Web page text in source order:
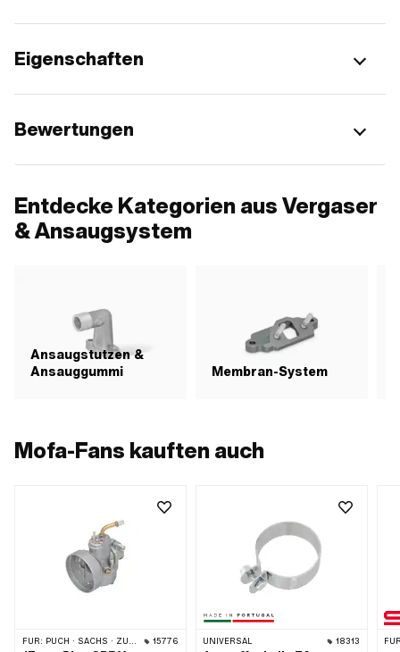
Eigenschaften
Bewertungen
Entdecke Kategorien aus Vergaser
& Ansaugsystem
Ansaugstutzen &
Ansauggummi
Membran-System
Mofa-Fans kauften auch
FÜR: PUCH · SACHS · ZÜNDAPP BELMONDO · KREIDLER 15776 UNIVERSAL 18313